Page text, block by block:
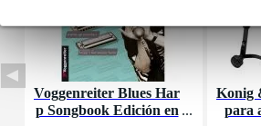
Voggenreiter Blues Har
p Songbook Edición en
Konig
para